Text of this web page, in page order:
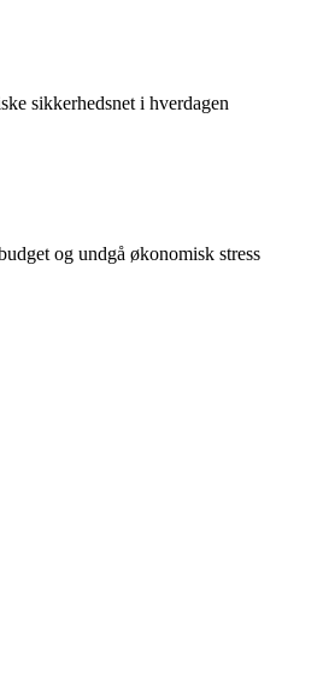
sikkerhedsnet i hverdagen
og undgå økonomisk stress